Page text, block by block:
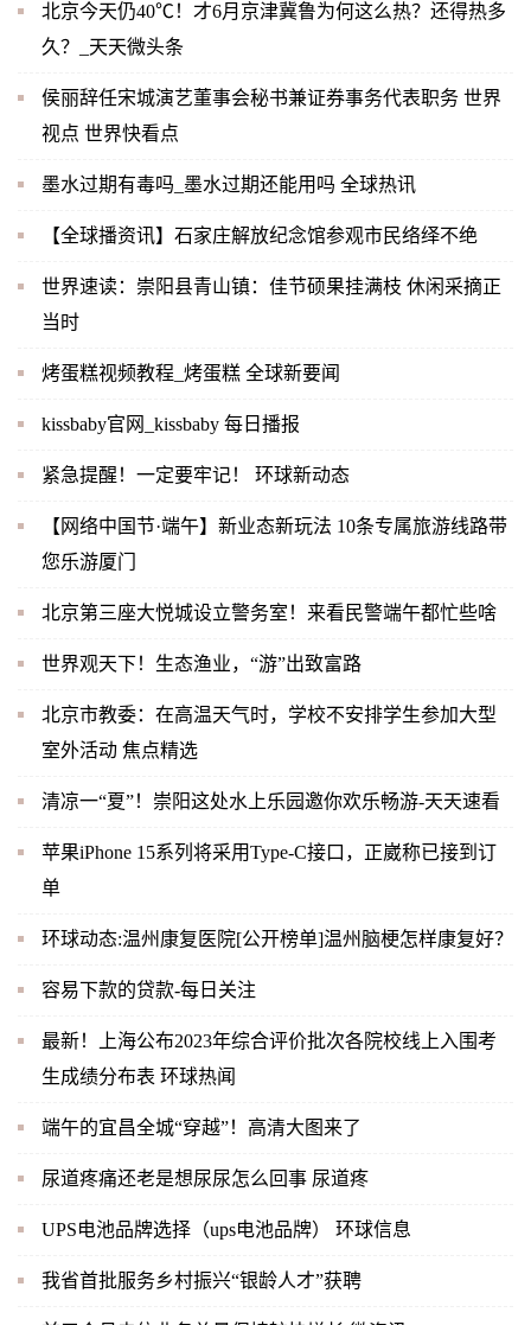
北京今天仍40℃！才6月京津冀鲁为何这么热？还得热多
久？_天天微头条
侯丽辞任宋城演艺董事会秘书兼证券事务代表职务 世界
视点 世界快看点
墨水过期有毒吗_墨水过期还能用吗 全球热讯
【全球播资讯】石家庄解放纪念馆参观市民络绎不绝
世界速读：崇阳县青山镇：佳节硕果挂满枝 休闲采摘正
当时
烤蛋糕视频教程_烤蛋糕 全球新要闻
kissbaby官网_kissbaby 每日播报
紧急提醒！一定要牢记！ 环球新动态
【网络中国节·端午】新业态新玩法 10条专属旅游线路带
您乐游厦门
北京第三座大悦城设立警务室！来看民警端午都忙些啥
世界观天下！生态渔业，“游”出致富路
北京市教委：在高温天气时，学校不安排学生参加大型
室外活动 焦点精选
清凉一“夏”！崇阳这处水上乐园邀你欢乐畅游-天天速看
苹果iPhone 15系列将采用Type-C接口，正崴称已接到订
单
环球动态:温州康复医院[公开榜单]温州脑梗怎样康复好？
容易下款的贷款-每日关注
最新！上海公布2023年综合评价批次各院校线上入围考
生成绩分布表 环球热闻
端午的宜昌全城“穿越”！高清大图来了
尿道疼痛还老是想尿尿怎么回事 尿道疼
UPS电池品牌选择（ups电池品牌） 环球信息
我省首批服务乡村振兴“银龄人才”获聘